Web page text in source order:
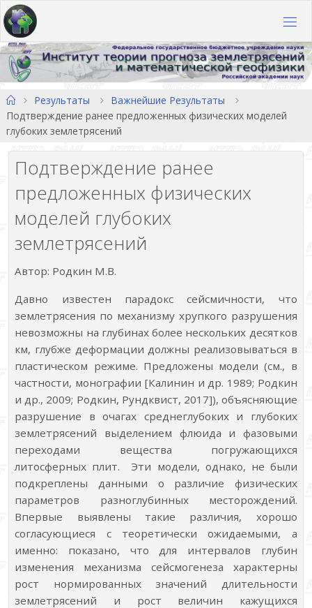
Перейти
к
содержимому
ГлавнаяРезультаты
Важнейшие Результаты
Подтверждение ранее предложенных физических моделей
глубоких землетрясений
Подтверждение ранее
предложенных физических
моделей глубоких
землетрясений
Автор: Родкин М.В.
Давно известен парадокс сейсмичности, что
землетрясения по механизму хрупкого разрушения
невозможны на глубинах более нескольких десятков
км, глубже деформации должны реализовываться в
пластическом режиме. Предложены модели (см., в
частности, монографии [Калинин и др. 1989; Родкин
и др., 2009; Родкин, Рундквист, 2017]), объясняющие
разрушение в очагах среднеглубоких и глубоких
землетрясений выделением флюида и фазовыми
переходами вещества погружающихся
литосферных плит. Эти модели, однако, не были
подкреплены данными о различие физических
параметров разноглубинных месторождений.
Впервые выявлены такие различия, хорошо
согласующиеся с теоретически ожидаемыми, а
именно: показано, что для интервалов глубин
изменения механизма сейсмогенеза характерны
рост нормированных значений длительности
землетрясений и рост величин кажущихся